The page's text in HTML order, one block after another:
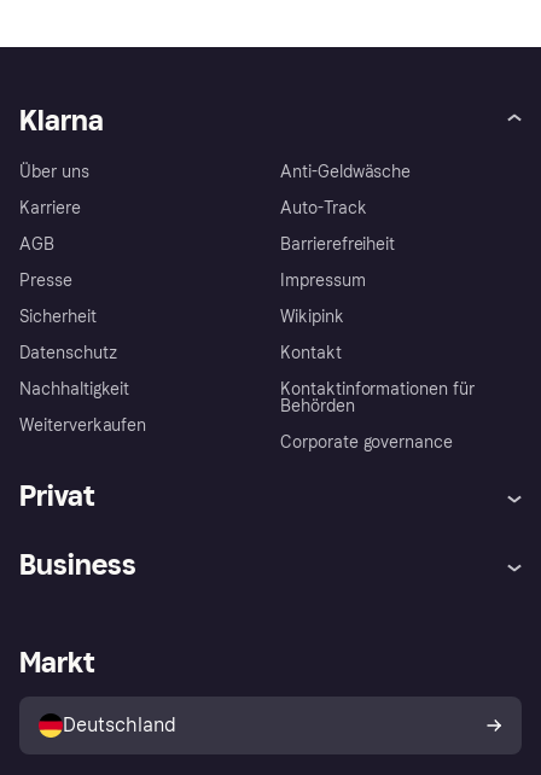
Klarna
Über uns
Karriere
AGB
Presse
Sicherheit
Datenschutz
Nachhaltigkeit
Weiterverkaufen
Anti-Geldwäsche
Auto-Track
Barrierefreiheit
Impressum
Wikipink
Kontakt
Kontaktinformationen für
Behörden
Corporate governance
Privat
Klarna App
Shops entdecken
Käuferschutzrichtlinie
Dein Widerrufsrecht
Business
Händlerportal
Markt
Deutschland